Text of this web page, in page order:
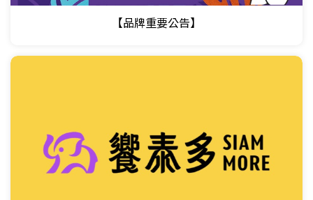
【品牌重要公告】